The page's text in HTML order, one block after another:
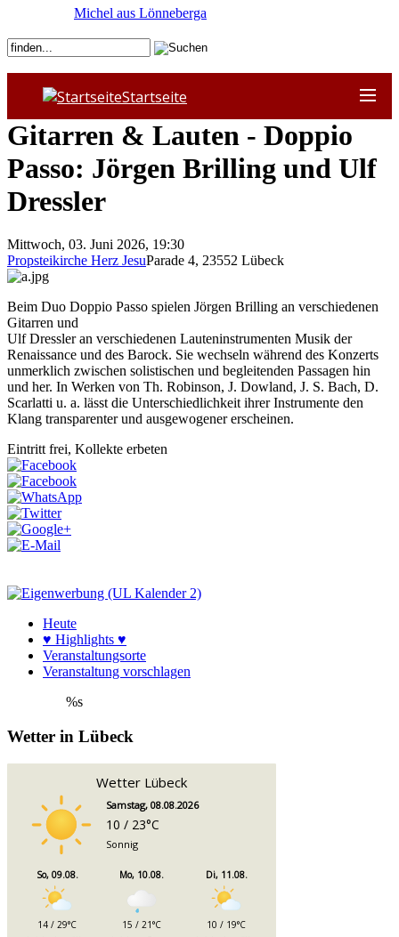
Startseite
Gitarren & Lauten - Doppio
Passo: Jörgen Brilling und Ulf
Dressler
Mittwoch, 03. Juni 2026, 19:30
Propsteikirche Herz JesuParade 4, 23552 Lübeck
Beim Duo Doppio Passo spielen Jörgen Brilling an verschiedenen
Gitarren und
Ulf Dressler an verschiedenen Lauteninstrumenten Musik der
Renaissance und des Barock. Sie wechseln während des Konzerts
unmerklich zwischen solistischen und begleitenden Passagen hin
und her. In Werken von Th. Robinson, J. Dowland, J. S. Bach, D.
Scarlatti u. a. lässt die Unterschiedlichkeit ihrer Instrumente den
Klang transparenter und ausgewogener erscheinen.
Eintritt frei, Kollekte erbeten
Heute
♥ Highlights ♥
Veranstaltungsorte
Veranstaltung vorschlagen
%s
Michel aus Lönneberga
Wetter in Lübeck
Wetter Lübeck
Samstag, 08.08.2026
10 / 23°C
Sonnig
So, 09.08.
14 / 29°C
Mo, 10.08.
15 / 21°C
Di, 11.08.
10 / 19°C